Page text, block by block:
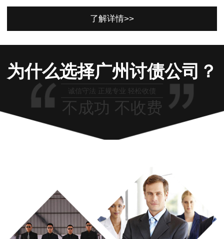
了解详情>>
为什么选择广州讨债公司？
诚信守法 正规专业 轻松收债
不成功 不收费